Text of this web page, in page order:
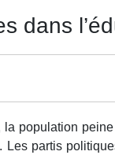
dans
population
partis